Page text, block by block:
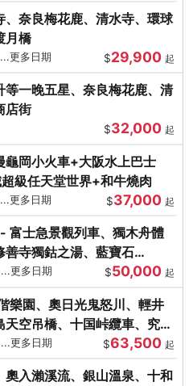
奈良梅花鹿、清水寺、環球
月橋
更多日期 $29,900 起
一晚五星、奈良梅花鹿、清
店街
$32,000 起
龜岡小火車+大阪水上巴士
級任天堂世界+和牛燒肉
更多日期 $37,000 起
富士急景觀列車、獨木舟體
善寺獨鈷之湯、藍寶石
更多日期 $50,000 起
樂園、奧日光鬼怒川、輕井
空吊橋、十国峠纜車、究極
更多日期 $63,500 起
入瀨溪流、銀山溫泉、十和